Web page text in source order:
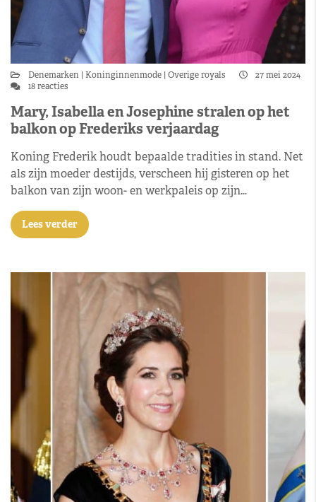
Denemarken Koninginnenmode Overige royals
27 mei 2024
18 reacties
Mary, Isabella en Josephine stralen op het
balkon op Frederiks verjaardag
Koning Frederik houdt bepaalde tradities in stand. Net
als zijn moeder destijds, verscheen hij gisteren op het
balkon van zijn woon- en werkpaleis op zijn…
Lees verder